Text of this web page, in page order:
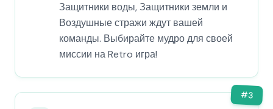
Защитники воды, Защитники земли и
Воздушные стражи ждут вашей
команды. Выбирайте мудро для своей
миссии на Retro игра!
#3